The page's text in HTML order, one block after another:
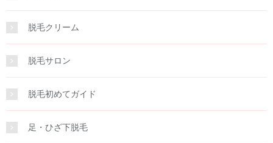
脱毛クリーム
脱毛サロン
脱毛初めてガイド
足・ひざ下脱毛